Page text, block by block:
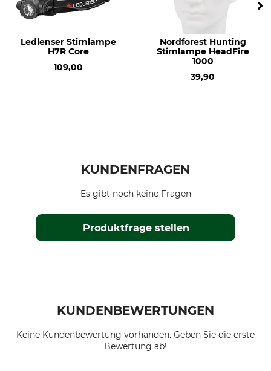
Ledlenser Stirnlampe
H7R Core
109,00
Nordforest Hunting
Stirnlampe HeadFire
1000
39,90
KUNDENFRAGEN
Produktfrage stellen
Es gibt noch keine Fragen
KUNDENBEWERTUNGEN
Keine Kundenbewertung vorhanden. Geben Sie die erste
Bewertung ab!